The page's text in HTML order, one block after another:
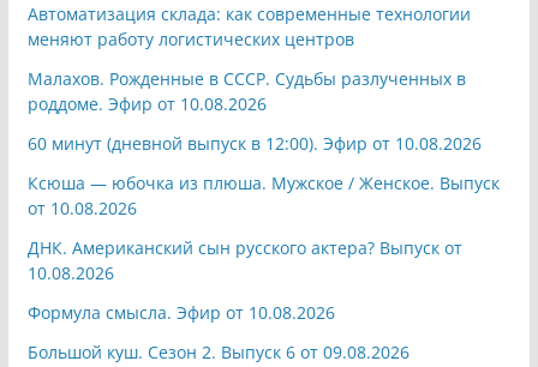
Автоматизация склада: как современные технологии
меняют работу логистических центров
Малахов. Рожденные в СССР. Судьбы разлученных в
роддоме. Эфир от 10.08.2026
60 минут (дневной выпуск в 12:00). Эфир от 10.08.2026
Ксюша — юбочка из плюша. Мужское / Женское. Выпуск
от 10.08.2026
ДНК. Американский сын русского актера? Выпуск от
10.08.2026
Формула смысла. Эфир от 10.08.2026
Большой куш. Сезон 2. Выпуск 6 от 09.08.2026